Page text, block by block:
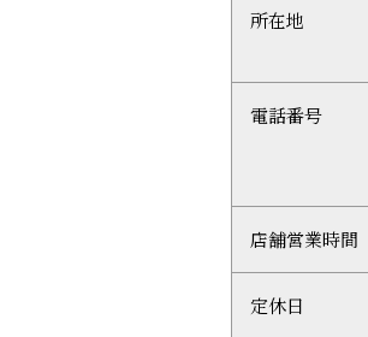
所在地
電話番号
店舗営業時間
定休日